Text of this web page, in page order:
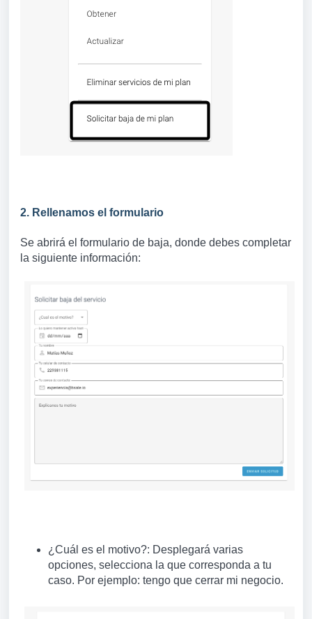
2. Rellenamos el formulario
Se abrirá el formulario de baja, donde debes completar
la siguiente información:
¿Cuál es el motivo?: Desplegará varias
opciones, selecciona la que corresponda a tu
caso. Por ejemplo: tengo que cerrar mi negocio.